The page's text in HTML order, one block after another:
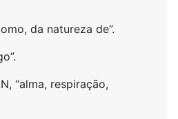
da natureza de”.
“alma, respiração,